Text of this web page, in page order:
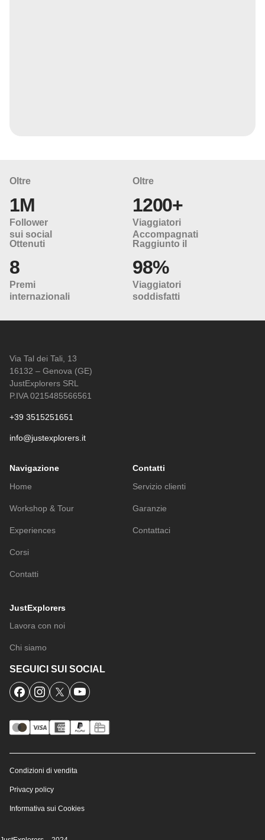
Oltre
1M
Follower
sui social
Oltre
1200+
Viaggiatori
Accompagnati
Ottenuti
8
Premi
internazionali
Raggiunto il
98%
Viaggiatori
soddisfatti
Via Tal dei Tali, 13
16132 – Genova (GE)
JustExplorers SRL
P.IVA 0215485566561
+39 3515251651
info@justexplorers.it
Navigazione
Home
Workshop & Tour
Experiences
Corsi
Contatti
Contatti
Servizio clienti
Garanzie
Contattaci
JustExplorers
Lavora con noi
Chi siamo
SEGUICI SUI SOCIAL
Condizioni di vendita
Privacy policy
Informativa sui Cookies